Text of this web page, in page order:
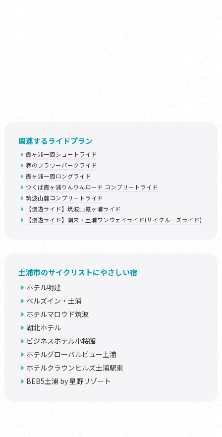
関連するライドプラン
霞ヶ浦一周ショートライド
春のフラワーパークライド
霞ヶ浦一周ロングライド
つくば霞ヶ浦りんりんロード コンプリートライド
筑波山麓コンプリートライド
【漫遊ライド】筑波山霞ヶ浦ライド
【漫遊ライド】潮来・土浦ワンウェイライド(サイクルーズライド)
土浦市のサイクリストにやさしい宿
ホテル明建
ベルズイン・土浦
ホテルマロウド筑波
湖北ホテル
ビジネスホテル小桜館
ホテルグローバルビュー土浦
ホテルクラウンヒルズ土浦駅東
BEB5土浦 by 星野リゾート